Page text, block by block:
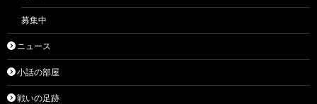
募集中
ニュース
小話の部屋
戦いの足跡